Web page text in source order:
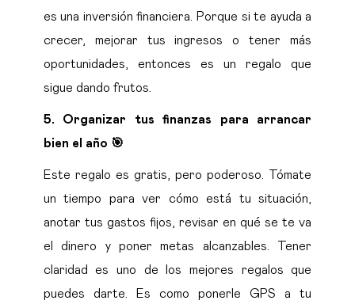
es una inversión financiera. Porque si te ayuda a
crecer, mejorar tus ingresos o tener más
oportunidades, entonces es un regalo que
sigue dando frutos.
5. Organizar tus finanzas para arrancar
bien el año 🎯
Este regalo es gratis, pero poderoso. Tómate
un tiempo para ver cómo está tu situación,
anotar tus gastos fijos, revisar en qué se te va
el dinero y poner metas alcanzables. Tener
claridad es uno de los mejores regalos que
puedes darte. Es como ponerle GPS a tu